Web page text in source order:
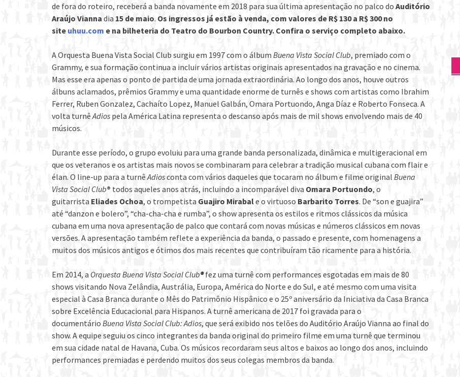
de fora do roteiro, receberá a banda novamente em 2018 para sua última apresentação no palco do Auditório
Araújo Vianna dia 15 de maio. Os ingressos já estão à venda, com valores de R$ 130 a R$ 300 no
site uhuu.com e na bilheteria do Teatro do Bourbon Country. Confira o serviço completo abaixo.
A Orquesta Buena Vista Social Club surgiu em 1997 com o álbum Buena Vista Social Club, premiado com o
Grammy, e sua formação continua a incluir vários artistas originais apresentados na gravação e no cinema.
Mas esse era apenas o ponto de partida de uma jornada extraordinária. Ao longo dos anos, houve outros
álbuns aclamados, prêmios Grammy e uma quantidade enorme de turnês e shows com artistas como Ibrahim
Ferrer, Ruben Gonzalez, Cachaíto Lopez, Manuel Galbán, Omara Portuondo, Anga Díaz e Roberto Fonseca. A
volta turnêAdios pela América Latina representa o descanso após mais de mil shows envolvendo mais de 40
músicos.
Durante esse período, o grupo evoluiu para uma grande banda personalizada, dinâmica e multigeracional em
que os veteranos e os artistas mais novos se combinaram para celebrar a tradição musical cubana com flair e
élan. O line-up para a turnêAdiosconta com vários daqueles que tocaram no álbum e filme original Buena
Vista Social Club® todos aqueles anos atrás, incluindo a incomparável diva Omara Portuondo, o
guitarrista Eliades Ochoa, o trompetista Guajiro Mirabale o virtuoso Barbarito Torres. De “son e guajira”
até “danzon e bolero”, “cha-cha-cha e rumba”, o show apresenta os estilos e ritmos clássicos da música
cubana em uma nova apresentação de palco que contará com novas músicas e números clássicos em novas
versões. A apresentação também reflete a experiência da banda, o passado e presente, com homenagens a
muitos dos músicos antigos ​​e ótimos dos mais recentes que contribuíram tão ricamente para a história.
Em 2014, a Orquesta Buena Vista Social Club®fez uma turnê com performances esgotadas em mais de 80
shows visitando Nova Zelândia, Austrália, Europa, América do Norte e do Sul, e até mesmo com uma visita
especial à Casa Branca durante o Mês do Patrimônio Hispânico e o 25º aniversário da Iniciativa da Casa Branca
sobre Excelência Educacional para Hispanos. A turnê americana de 2017 foi gravada para o
documentário Buena Vista Social Club: Adios, que será exibido nos telões do Auditório Araújo Vianna ao final do
show. A equipe seguiu os cinco integrantes da banda original do primeiro filme em uma turnê que terminou
em sua cidade natal de Havana, Cuba. Os músicos recordaram seus altos e baixos ao longo dos anos, incluindo
performances premiadas e perdendo muitos dos seus colegas membros da banda.